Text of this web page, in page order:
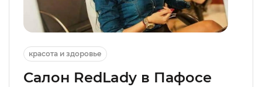
красота и здоровье
Салон RedLady в Пафосе